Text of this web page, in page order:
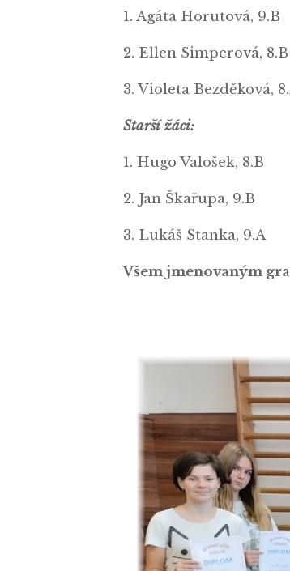
1. Agáta
2. Ellen
3. Violeta
Starší žáci:
1. Hugo Valošek, 8.B
2. Jan Škařupa, 9.B
3. Lukáš Stanka, 9.A
Všem jmenovaným